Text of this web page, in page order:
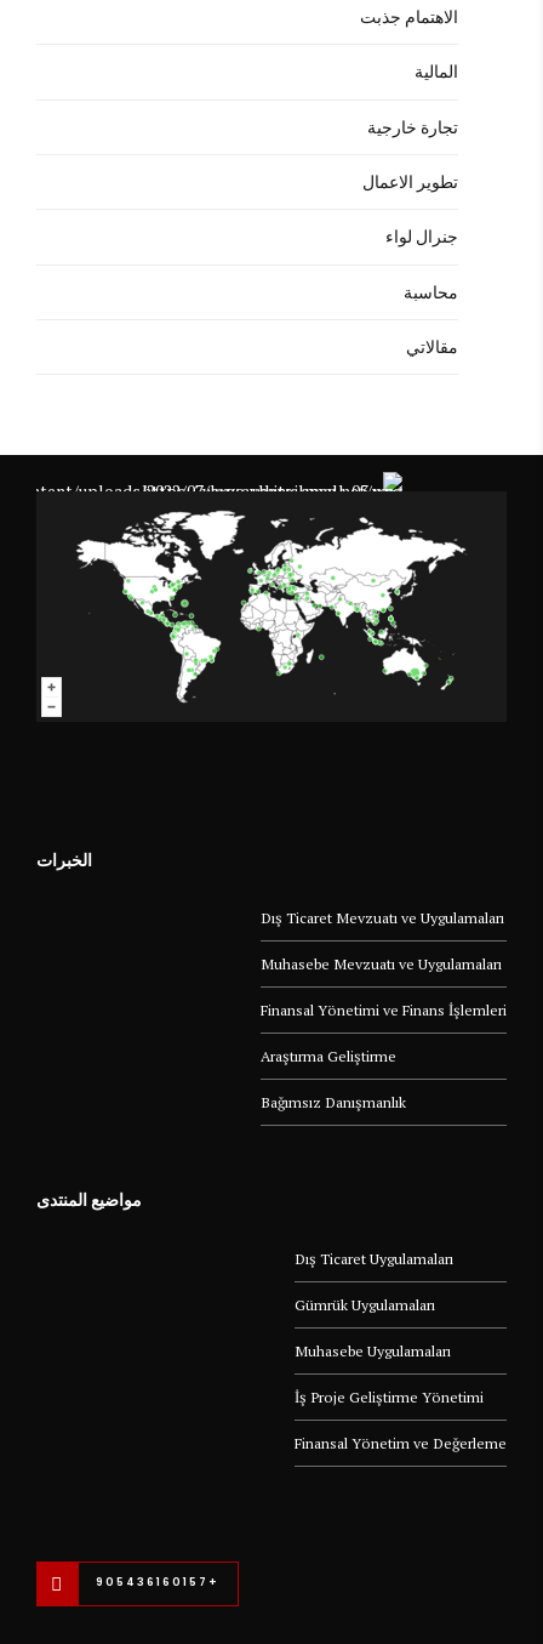
الاهتمام جذبت
المالية
تجارة خارجية
تطوير الاعمال
جنرال لواء
محاسبة
مقالاتي
الخبرات
Dış Ticaret Mevzuatı ve Uygulamaları
Muhasebe Mevzuatı ve Uygulamaları
Finansal Yönetimi ve Finans İşlemleri
Araştırma Geliştirme
Bağımsız Danışmanlık
مواضيع المنتدى
Dış Ticaret Uygulamaları
Gümrük Uygulamaları
Muhasebe Uygulamaları
İş Proje Geliştirme Yönetimi
Finansal Yönetim ve Değerleme
+905436160157